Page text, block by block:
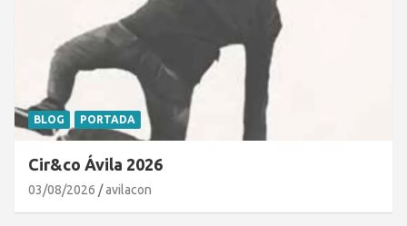
BLOG PORTADA
Cir&co Ávila 2026
03/08/2026 avilacon